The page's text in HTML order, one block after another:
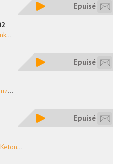
Epuisé
...
Epuisé
...
Epuisé
Keton...